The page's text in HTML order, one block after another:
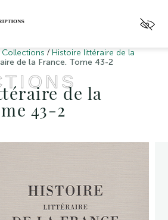
Collections / Histoire littéraire de la
de la France. Tome 43-2
de la
43-2